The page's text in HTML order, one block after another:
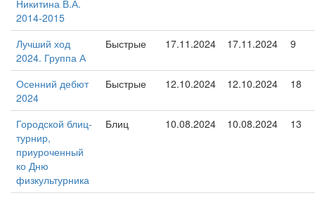
Никитина В.А.
2014-2015
Лучший ход
2024. Группа А
Быстрые 17.11.2024 17.11.2024 9
Осенний дебют
2024
Быстрые 12.10.2024 12.10.2024 18
Городской блиц-
турнир,
приуроченный
ко Дню
физкультурника
Блиц 10.08.2024 10.08.2024 13